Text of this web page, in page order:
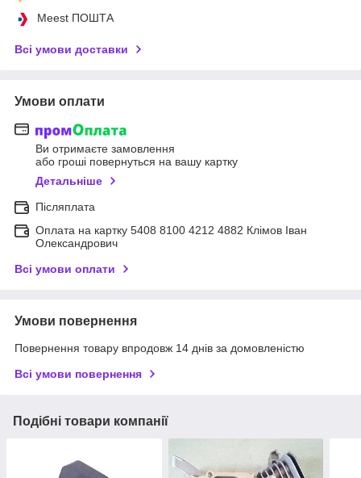
Meest ПОШТА
Всі умови доставки
Умови оплати
Ви отримаєте замовлення
або гроші повернуться на вашу картку
Детальніше
Післяплата
Оплата на картку 5408 8100 4212 4882 Клімов Іван
Олександрович
Всі умови оплати
Умови повернення
Повернення товару впродовж 14 днів за домовленістю
Всі умови повернення
Подібні товари компанії